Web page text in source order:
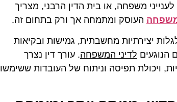
משפחה, או בית הדין הרבני, מצריך
משפחה העוסק ומתמחה אך ורק בתחום זה.
יצירתיות מחשבתית, גמישות ובקיאות
הנוגעים לדיני המשפחה. עורך דין נצרך
ויכולת תפיסה וניתוח של העובדות ששימשו